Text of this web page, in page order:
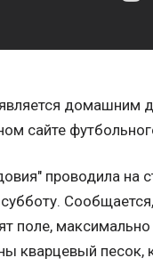
домашним
сайте
проводила на
поле, максимально
кварцевый песок,